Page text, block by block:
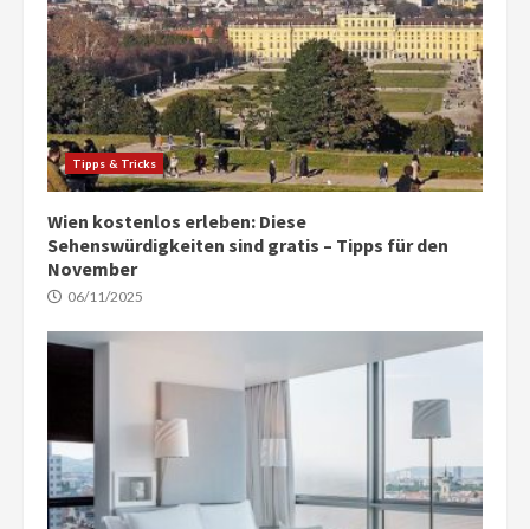
Tipps & Tricks
Wien kostenlos erleben: Diese
Sehenswürdigkeiten sind gratis – Tipps für den
November
06/11/2025